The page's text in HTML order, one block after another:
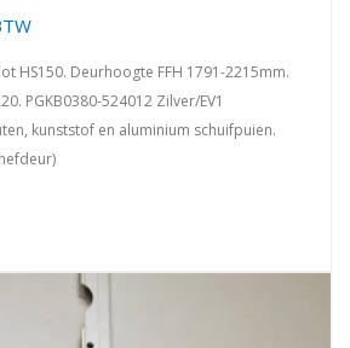
HS150. Deurhoogte FFH 1791-2215mm.
PGKB0380-524012 Zilver/EV1
kunststof en aluminium schuifpuien.